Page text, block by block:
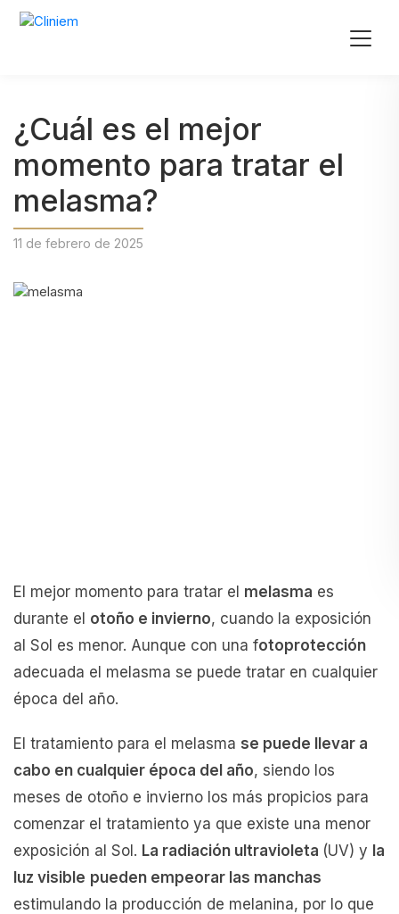
¿Cuál es el mejor
momento para tratar el
melasma?
11 de febrero de 2025
El mejor momento para tratar el melasma es
durante el otoño e invierno, cuando la exposición
al Sol es menor. Aunque con una fotoprotección
adecuada el melasma se puede tratar en cualquier
época del año.
El tratamiento para el melasma se puede llevar a
cabo en cualquier época del año, siendo los
meses de otoño e invierno los más propicios para
comenzar el tratamiento ya que existe una menor
exposición al Sol. La radiación ultravioleta (UV) y la
luz visible pueden empeorar las manchas
estimulando la producción de melanina, por lo que